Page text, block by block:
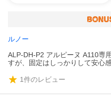
ルノー
ALP-DH-P2 アルピーヌ A110専
すが、固定はしっかりして安心
1件のレビュー